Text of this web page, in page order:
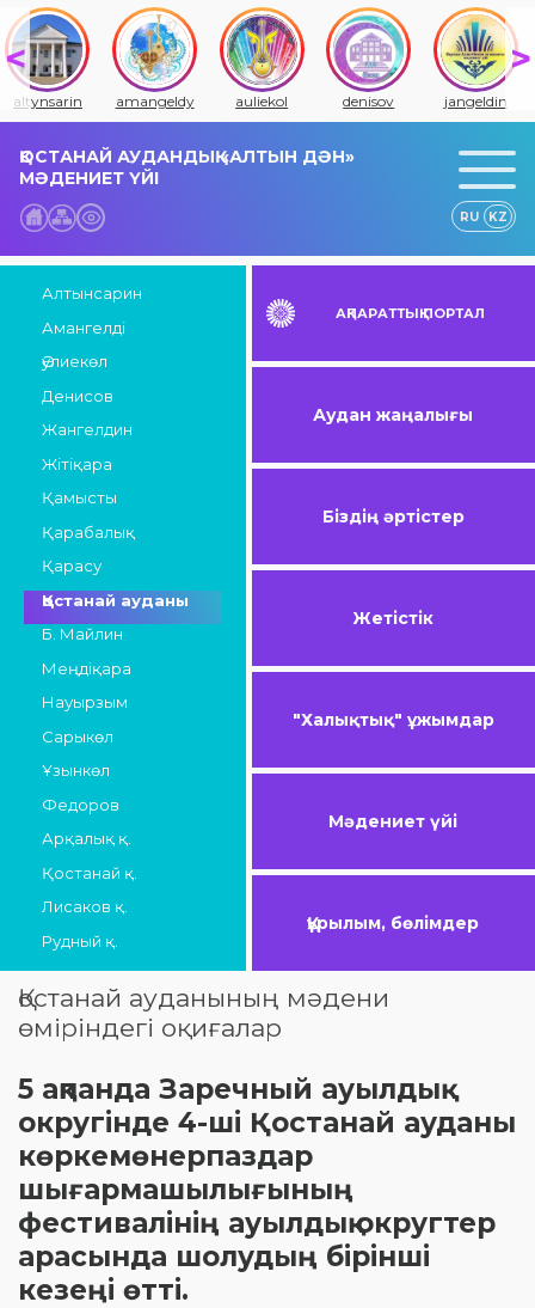
altynsarin amangeldy auliekol denisov jangeldin
ҚОСТАНАЙ АУДАНДЫҚ «АЛТЫН ДӘН»
МӘДЕНИЕТ ҮЙІ
RU KZ
Алтынсарин
Амангелді
Әулиекөл
Денисов
Жангелдин
Жітіқара
Қамысты
Қарабалық
Қарасу
Қостанай ауданы
Б. Майлин
Меңдіқара
Науырзым
Сарыкөл
Ұзынкөл
Федоров
Арқалық қ.
Қостанай қ.
Лисаков қ.
Рудный қ.
АҚПАРАТТЫҚ ПОРТАЛ
Аудан жаңалығы
Біздің әртістер
Жетістік
"Халықтық" ұжымдар
Мәдениет үйі
Құрылым, бөлімдер
Қостанай ауданының мәдени
өміріндегі оқиғалар
5 ақпанда Заречный ауылдық
округінде 4-ші Қостанай ауданы
көркемөнерпаздар
шығармашылығының
фестивалінің ауылдық округтер
арасында шолудың бірінші
кезеңі өтті.